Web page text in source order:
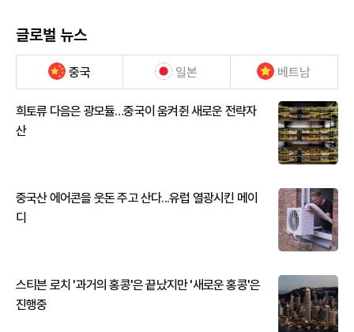
글로벌 뉴스
중국 일본 베트남
희토류 다음은 광모듈…중국이 움켜쥔 새로운 전략자
산
중국산 에어콘을 웃돈 주고 산다...유럽 열광시킨 메이
디
스티븐 로치 '과거의 홍콩'은 끝났지만 '새로운 홍콩'은
진행중